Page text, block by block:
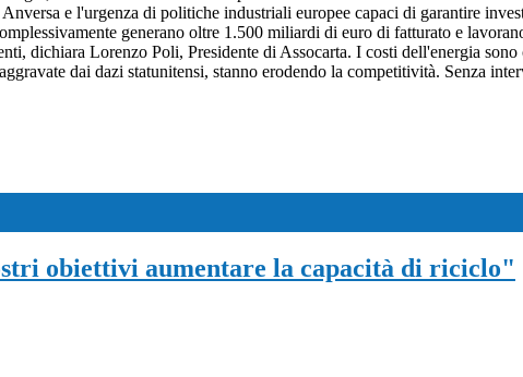
e l'urgenza di politiche industriali europee capaci di garantire
generano oltre 1.500 miliardi di euro di fatturato e
dichiara Lorenzo Poli, Presidente di Assocarta. I costi dell'energia
dai dazi statunitensi, stanno erodendo la competitività. Senza
obiettivi aumentare la capacità di riciclo"